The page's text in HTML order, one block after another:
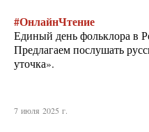
#ОнлайнЧтение
Единый день фольклора в
Предлагаем послушать
уточка».
7 июля 2025 г.